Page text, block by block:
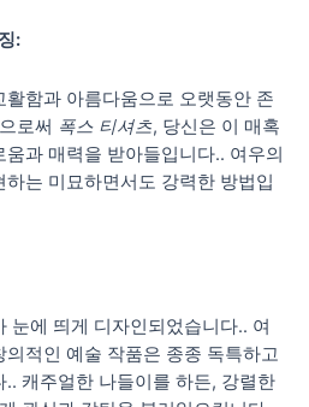
:
함과 아름다움으로 오랫동안 존
로써 폭스 티셔츠, 당신은 이 매혹
과 매력을 받아들입니다.. 여우의
는 미묘하면서도 강력한 방법입
눈에 띄게 디자인되었습니다.. 여
적인 예술 작품은 종종 독특하고
캐주얼한 나들이를 하든, 강렬한